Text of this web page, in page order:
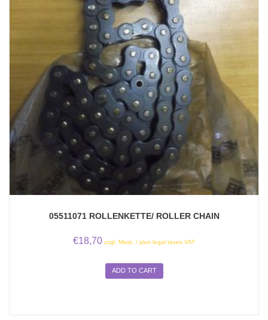
05511071 ROLLENKETTE/ ROLLER CHAIN
€18,70 zzgl. Mwst. / plus legal taxes VAT
ADD TO CART